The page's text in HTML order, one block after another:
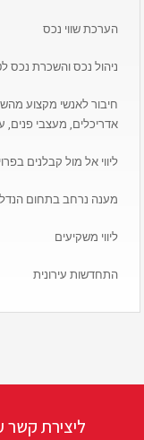
הערכת שווי נכס
ניהול נכס והשכרת נכס
חיבור לאנשי מקצוע
אדריכלים, מעצבי פנים,
ליווי אל מול קבלנים
מענה נרחב בתחום
ליווי משקיעים
התחדשות עירונית
ליצירת קשר